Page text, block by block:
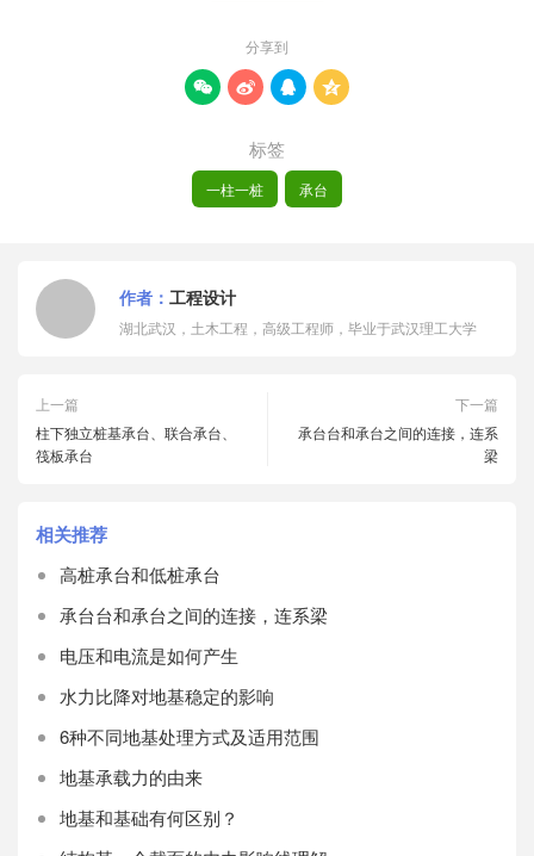
分享到
   
标签
一柱一桩 承台
作者： 工程设计
湖北武汉，土木工程，高级工程师，毕业于武汉理工大学
上一篇
柱下独立桩基承台、联合承台、
筏板承台
下一篇
承台台和承台之间的连接，连系
梁
相关推荐
高桩承台和低桩承台
承台台和承台之间的连接，连系梁
电压和电流是如何产生
水力比降对地基稳定的影响
6种不同地基处理方式及适用范围
地基承载力的由来
地基和基础有何区别？